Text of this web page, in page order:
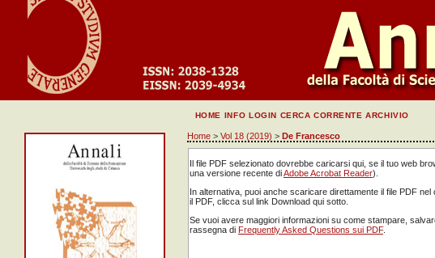
HOME INFO LOGIN CERCA CORRENTE ARCHIVIO
Home> Vol 18 (2019) > De Francesco
Il file PDF selezionato dovrebbe caricarsi qui, se il tuo web
una versione recente diAdobe Acrobat Reader).
In alternativa, puoi anche scaricare direttamente il file PDF
il PDF, clicca sul link Download qui sotto.
Se vuoi avere maggiori informazioni su come stampare,
rassegna di Frequently Asked Questions sui PDF.